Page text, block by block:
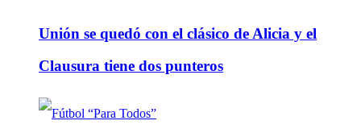
Unión se quedó con el clásico de Alicia y el
Clausura tiene dos punteros